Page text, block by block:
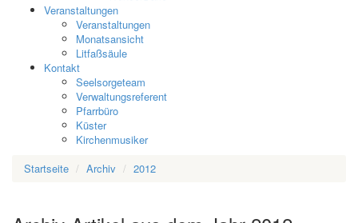
Veranstaltungen
Veranstaltungen
Monatsansicht
Litfaßsäule
Kontakt
Seelsorgeteam
Verwaltungsreferent
Pfarrbüro
Küster
Kirchenmusiker
Startseite
Archiv 2012